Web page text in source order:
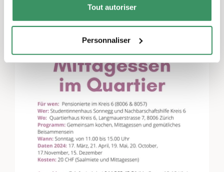
Tout autoriser
Personnaliser